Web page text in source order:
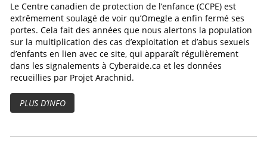
Le Centre canadien de protection de l’enfance (CCPE) est
extrêmement soulagé de voir qu’Omegle a enfin fermé ses
portes. Cela fait des années que nous alertons la population
sur la multiplication des cas d’exploitation et d’abus sexuels
d’enfants en lien avec ce site, qui apparaît régulièrement
dans les signalements à Cyberaide.ca et les données
recueillies par Projet Arachnid.
PLUS D’INFO